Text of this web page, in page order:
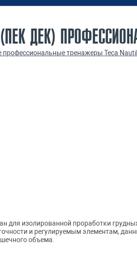
ДЕК)
тренажеры Teca
для изолированной проработки
и регулируемым элементам,
объема.